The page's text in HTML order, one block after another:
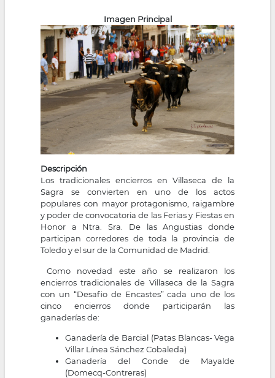
navegación
Imagen Principal
Descripción
Los tradicionales encierros en Villaseca de la
Sagra se convierten en uno de los actos
populares con mayor protagonismo, raigambre
y poder de convocatoria de las Ferias y Fiestas en
Honor a Ntra. Sra. De las Angustias donde
participan corredores de toda la provincia de
Toledo y el sur de la Comunidad de Madrid.
Como novedad este año se realizaron los
encierros tradicionales de Villaseca de la Sagra
con un “Desafio de Encastes” cada uno de los
cinco encierros donde participarán las
ganaderías de:
Ganadería de Barcial (Patas Blancas- Vega
Villar Línea Sánchez Cobaleda)
Ganadería del Conde de Mayalde
(Domecq-Contreras)